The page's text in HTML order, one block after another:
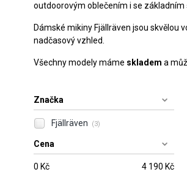
outdoorovým oblečením i se základním
Dámské mikiny Fjällräven jsou skvělou
nadčasový vzhled.
Všechny modely máme skladem a
Značka
Fjällräven (3)
Cena
0 Kč 4 190 Kč